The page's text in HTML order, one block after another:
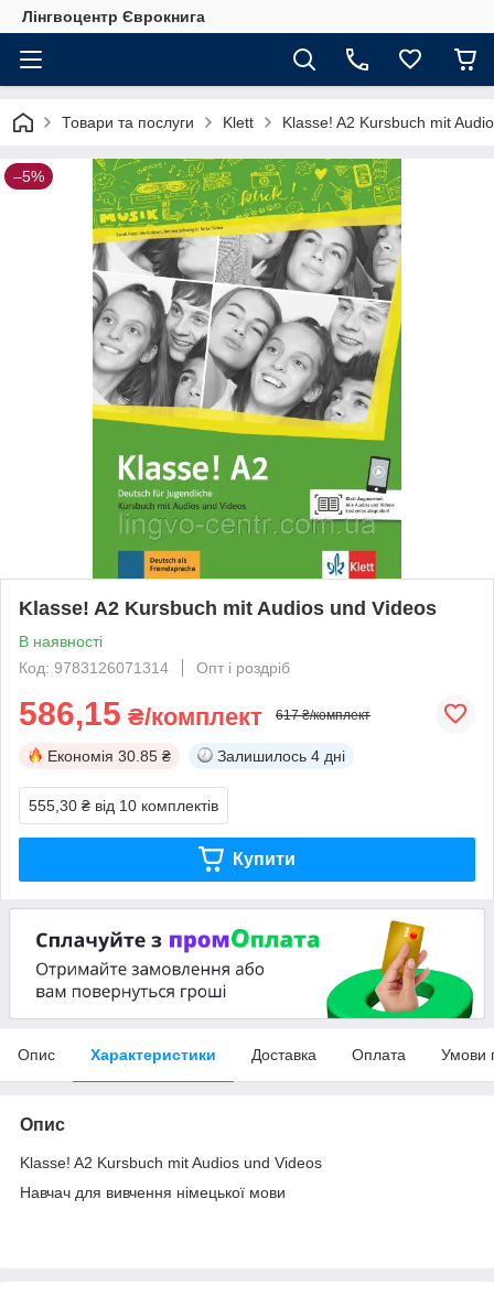
Лінгвоцентр Єврокнига
Товари та послуги Klett Klasse! A2 Kursbuch mit
–5%
Klasse! A2 Kursbuch mit Audios und Videos
В наявності
Код: 9783126071314
Опт і роздріб
586,15 ₴/комплект 617 ₴/комплект
Економія 30.85 ₴ Залишилось 4 дні
555,30 ₴ від 10 комплектів
Купити
Опис Характеристики Доставка Оплата Умови
Опис
Klasse! A2 Kursbuch mit Audios und Videos
Навчач для вивчення німецької мови